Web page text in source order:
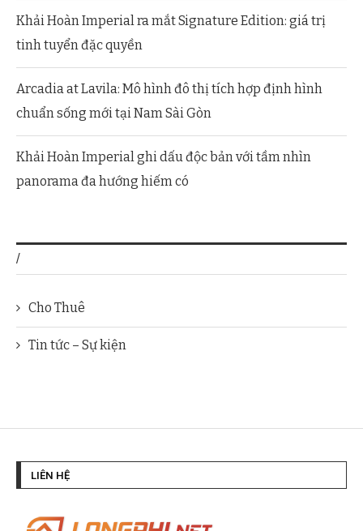
Khải Hoàn Imperial ra mắt Signature Edition: giá trị
tinh tuyển đặc quyền
Arcadia at Lavila: Mô hình đô thị tích hợp định hình
chuẩn sống mới tại Nam Sài Gòn
Khải Hoàn Imperial ghi dấu độc bản với tầm nhìn
panorama đa hướng hiếm có
/
Cho Thuê
Tin tức – Sự kiện
LIÊN HỆ